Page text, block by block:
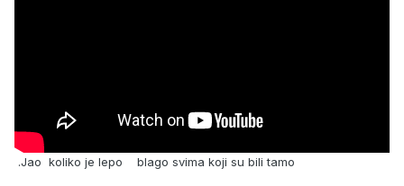
.Jao koliko je lepo blago svima koji su bili tamo